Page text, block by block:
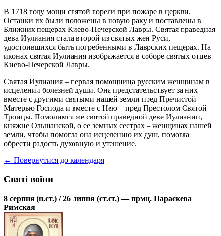
В 1718 году мощи святой горели при пожаре в церкви.
Останки их были положены в новую раку и поставлены в
Ближних пещерах Киево-Печерской Лавры. Святая праведная
дева Иулиания стала второй из святых жен Руси,
удостоившихся быть погребенными в Лаврских пещерах. На
иконах святая Иулиания изображается в соборе святых отцев
Киево-Печерской Лавры.
Святая Иулиания – первая помощница русским женщинам в
исцелении болезней души. Она предстательствует за них
вместе с другими святыми нашей земли пред Пречистой
Матерью Господа и вместе с Нею – пред Престолом Святой
Троицы. Помолимся же святой праведной деве Иулиании,
княжне Ольшанской, о ее земных сестрах – женщинах нашей
земли, чтобы помогла она исцелению их душ, помогла
обрести радость духовную и утешение.
← Повернутися до календаря
Святі воїни
8 серпня (н.ст.) / 26 липня (ст.ст.) — прмц. Параскева
Римская